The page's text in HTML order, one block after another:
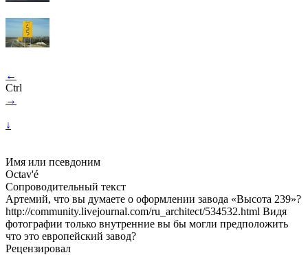
←
Ctrl
→
↓
Имя или псевдоним
Octav'é
Сопроводительный текст
Артемий, что вы думаете о оформлении завода «Высота 239»?
http://community.livejournal.com/ru_architect/534532.html Видя
фотографии только внутренние вы бы могли предположить
что это европейский завод?
Рецензировал